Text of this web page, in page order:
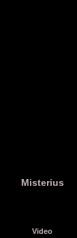
Misterius
Video